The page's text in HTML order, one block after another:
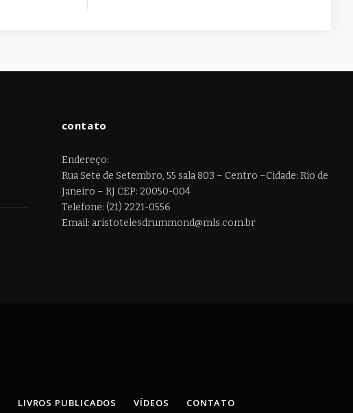
contato
Endereço:
Rua Sete de Setembro, 55 sala 803 – Centro –Cidade: Rio de
Janeiro – RJ CEP: 20050-004
Telefone: (21) 2221-0556
Email: aristotelesdrummond@mls.com.br
LIVROS PUBLICADOS VÍDEOS CONTATO